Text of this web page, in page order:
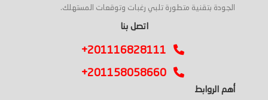
الجودة بتقنية متطورة تلبي رغبات وتوقعات المستهلك.
اتصل بنا
+201116828111
+201158058660
أهم الروابط